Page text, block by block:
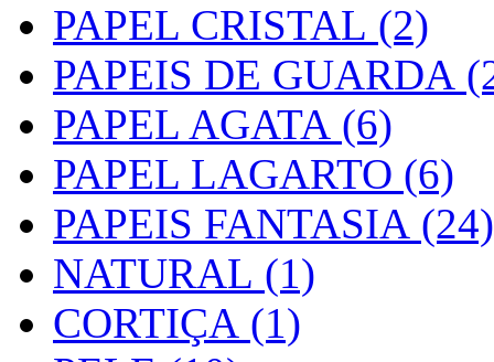
PAPEL CRISTAL (2)
PAPEIS DE GUARDA
PAPEL AGATA (6)
PAPEL LAGARTO (6)
PAPEIS FANTASIA (24)
NATURAL (1)
CORTIÇA (1)